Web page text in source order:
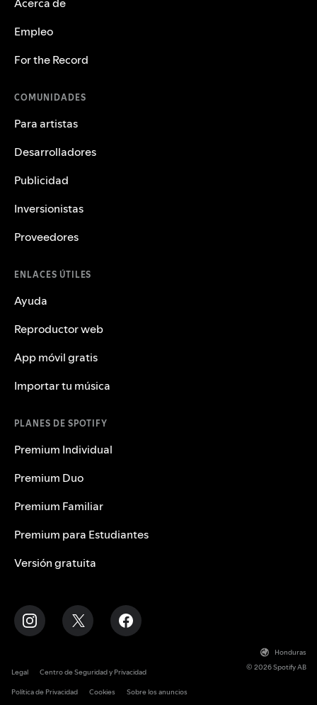
Empleo
For the Record
COMUNIDADES
Para artistas
Desarrolladores
Publicidad
Inversionistas
Proveedores
ENLACES ÚTILES
Ayuda
Reproductor web
App móvil gratis
Importar tu música
PLANES DE SPOTIFY
Premium Individual
Premium Duo
Premium Familiar
Premium para Estudiantes
Versión gratuita
Honduras
Legal Centro de Seguridad y Privacidad
Política de Privacidad Cookies Sobre los anuncios
© 2026 Spotify AB